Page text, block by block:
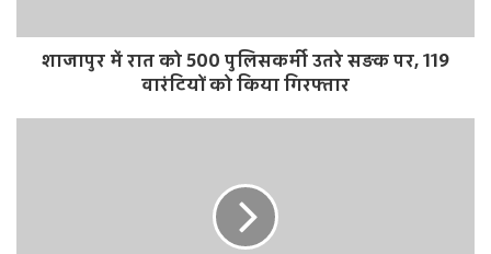
शाजापुर में रात को 500 पुलिसकर्मी उतरे सड़क पर, 119
वारंटियों को किया गिरफ्तार